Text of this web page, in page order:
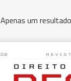
Apenas um resultado